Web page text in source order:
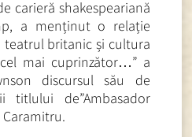
carieră shakespeariană
a menținut o relație
teatrul britanic și cultura
mai cuprinzător…” a
discursul său de
titlului de”Ambasador
Caramitru.